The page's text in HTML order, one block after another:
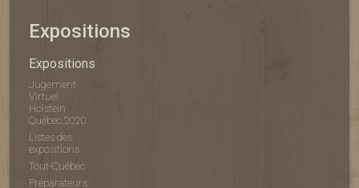
Expositions
Expositions
Jugement
Virtuel
Holstein
Québec 2020
Listes des
expositions
Tout-Québec
Préparateurs